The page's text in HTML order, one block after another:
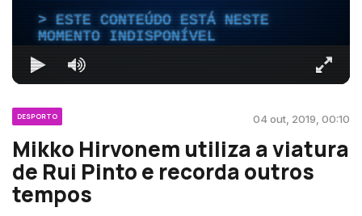
ESTE CONTEÚDO ESTÁ NESTE
MOMENTO INDISPONÍVEL
DESPORTO 04 out, 2019, 00:10
Mikko Hirvonem utiliza a viatura
de Rui Pinto e recorda outros
tempos